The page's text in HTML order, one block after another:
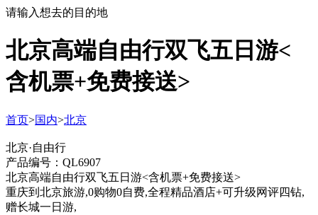
请输入想去的目的地
北京高端自由行双飞五日游<
含机票+免费接送>
首页>国内>北京
北京·自由行
产品编号：QL6907
北京高端自由行双飞五日游<含机票+免费接送>
重庆到北京旅游,0购物0自费,全程精品酒店+可升级网评四钻,
赠长城一日游,